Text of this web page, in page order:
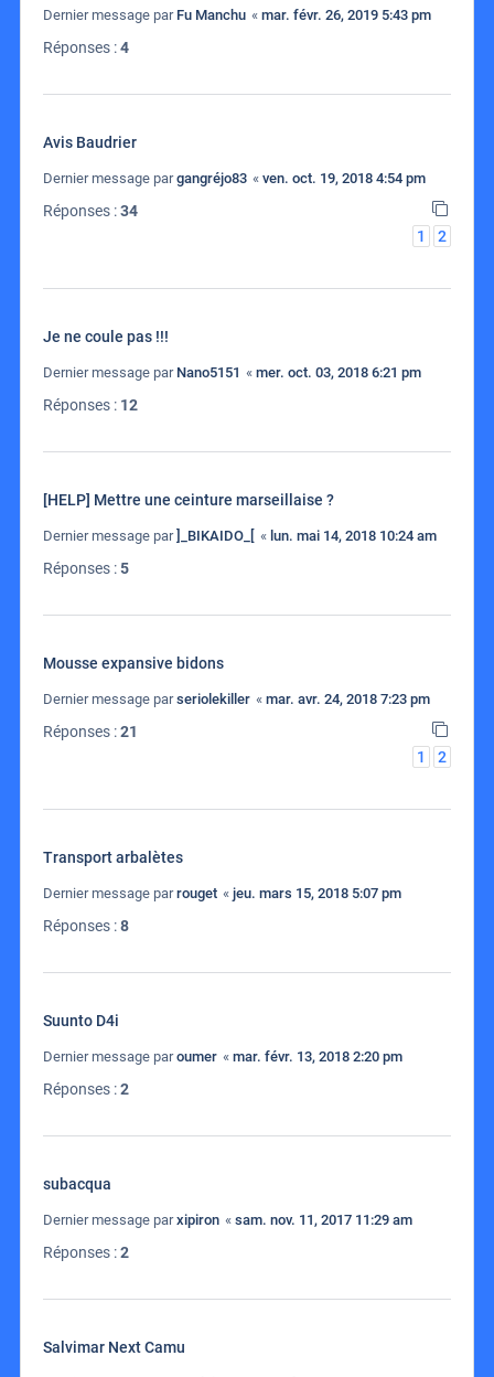
Dernier message par Fu Manchu « mar. févr. 26, 2019 5:43 pm
Réponses :4
Avis Baudrier
Dernier message pargangréjo83 « ven. oct. 19, 2018 4:54 pm
Réponses :34
1
2
Je ne coule pas !!!
Dernier message par Nano5151 « mer. oct. 03, 2018 6:21 pm
Réponses : 12
[HELP] Mettre une ceinture marseillaise ?
Dernier message par]_BIKAIDO_[ « lun. mai 14, 2018 10:24 am
Réponses :5
Mousse expansive bidons
Dernier message parseriolekiller « mar. avr. 24, 2018 7:23 pm
Réponses :21
1
2
Transport arbalètes
Dernier message parrouget « jeu. mars 15, 2018 5:07 pm
Réponses :8
Suunto D4i
Dernier message paroumer « mar. févr. 13, 2018 2:20 pm
Réponses :2
subacqua
Dernier message parxipiron « sam. nov. 11, 2017 11:29 am
Réponses :2
Salvimar Next Camu